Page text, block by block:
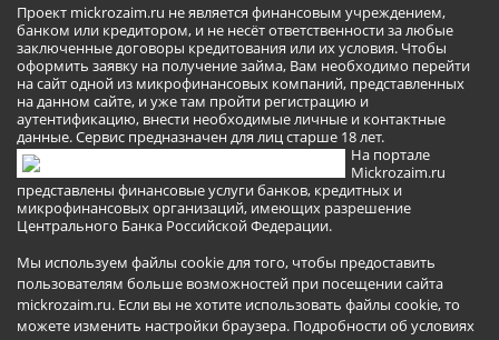
Проект mickrozaim.ru не является финансовым учреждением,
банком или кредитором, и не несёт ответственности за любые
заключенные договоры кредитования или их условия. Чтобы
оформить заявку на получение займа, Вам необходимо перейти
на сайт одной из микрофинансовых компаний, представленных
на данном сайте, и уже там пройти регистрацию и
аутентификацию, внести необходимые личные и контактные
данные. Сервис предназначен для лиц старше 18 лет.
На портале
Mickrozaim.ru
представлены финансовые услуги банков, кредитных и
микрофинансовых организаций, имеющих разрешение
Центрального Банка Российской Федерации.
Мы используем файлы cookie для того, чтобы предоставить
пользователям больше возможностей при посещении сайта
mickrozaim.ru. Если вы не хотите использовать файлы cookie, то
можете изменить настройки браузера. Подробности об условиях